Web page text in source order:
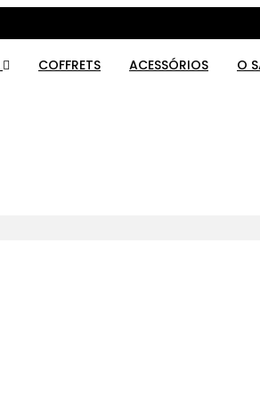
COFFRETS ACESSÓRIOS O